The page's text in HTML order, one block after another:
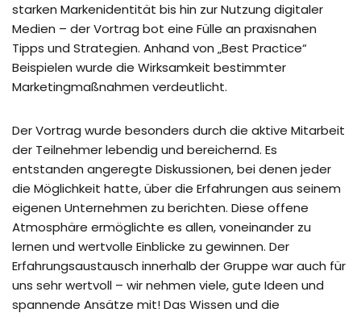
starken Markenidentität bis hin zur Nutzung digitaler
Medien – der Vortrag bot eine Fülle an praxisnahen
Tipps und Strategien. Anhand von „Best Practice“
Beispielen wurde die Wirksamkeit bestimmter
Marketingmaßnahmen verdeutlicht.
Der Vortrag wurde besonders durch die aktive Mitarbeit
der Teilnehmer lebendig und bereichernd. Es
entstanden angeregte Diskussionen, bei denen jeder
die Möglichkeit hatte, über die Erfahrungen aus seinem
eigenen Unternehmen zu berichten. Diese offene
Atmosphäre ermöglichte es allen, voneinander zu
lernen und wertvolle Einblicke zu gewinnen. Der
Erfahrungsaustausch innerhalb der Gruppe war auch für
uns sehr wertvoll – wir nehmen viele, gute Ideen und
spannende Ansätze mit! Das Wissen und die